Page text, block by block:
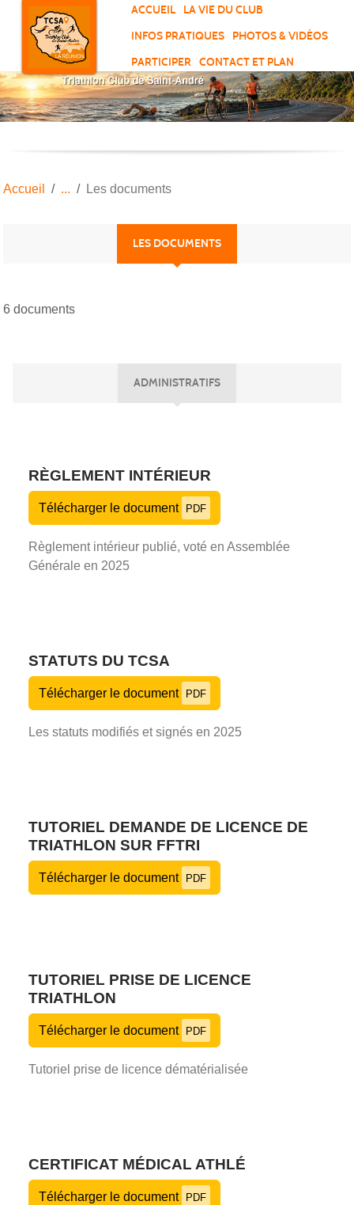
ACCUEIL
LA VIE DU CLUB
INFOS PRATIQUES
PHOTOS & VIDÉOS
PARTICIPER
CONTACT ET PLAN
Accueil Les documents
LES DOCUMENTS
6 documents
ADMINISTRATIFS
RÈGLEMENT INTÉRIEUR
Télécharger le document PDF
Règlement intérieur publié, voté en Assemblée
Générale en 2025
STATUTS DU TCSA
Télécharger le document PDF
Les statuts modifiés et signés en 2025
TUTORIEL DEMANDE DE LICENCE DE
TRIATHLON SUR FFTRI
Télécharger le document PDF
TUTORIEL PRISE DE LICENCE
TRIATHLON
Télécharger le document PDF
Tutoriel prise de licence dématérialisée
CERTIFICAT MÉDICAL ATHLÉ
Télécharger le document PDF
Panneau de gestion des cookies